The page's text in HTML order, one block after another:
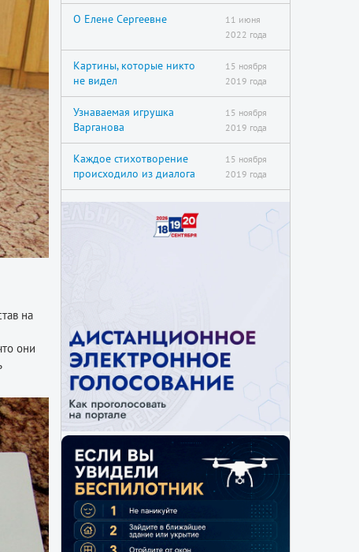
на
они
О Елене Сергеевне
11 июня
2022 года
Картины, которые никто
не видел
15 ноября
2019 года
Узнаваемая игрушка
Варганова
15 ноября
2019 года
Каждое стихотворение
происходило из диалога
15 ноября
2019 года